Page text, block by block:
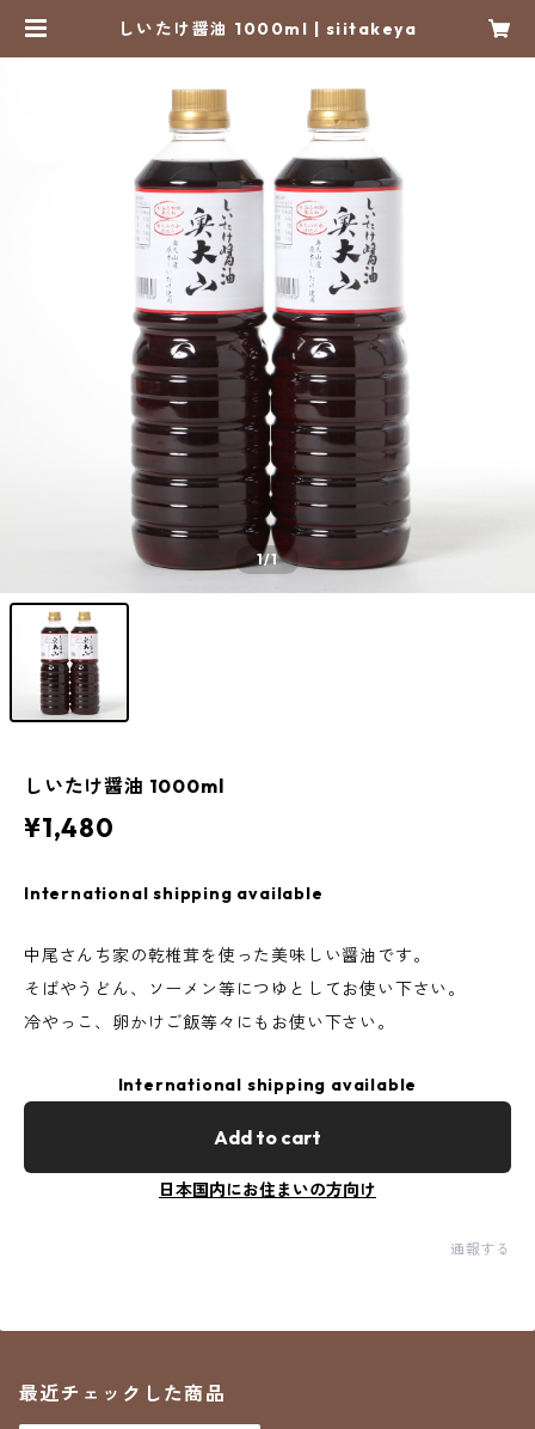
しいたけ醤油 1000ml | siitakeya
1/1
しいたけ醤油 1000ml
¥1,480
International shipping available
中尾さんち家の乾椎茸を使った美味しい醤油です。
そばやうどん、ソーメン等につゆとしてお使い下さい。
冷やっこ、卵かけご飯等々にもお使い下さい。
International shipping available
Add to cart
日本国内にお住まいの方向け
通報する
最近チェックした商品